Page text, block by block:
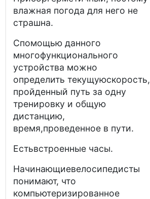
влажная погода для него не
страшна.
Спомощью данного
многофункционального
устройства можно
определить текущуюскорость,
пройденный путь за одну
тренировку и общую
дистанцию,
время,проведенное в пути.
Естьвстроенные часы.
Начинающиевелосипедисты
понимают, что
компьютеризированное